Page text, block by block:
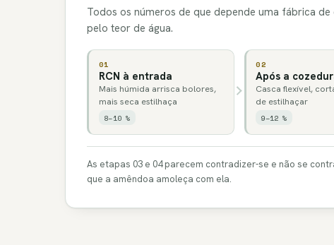
Todos os números de que depende uma fábrica
pelo teor de água.
01
RCN à entrada
Mais húmida arrisca bolores,
mais seca estilhaça
8–10 %
02
Após a
Casca flexível,
de estilhaçar
9–12 %
As etapas 03 e 04 parecem contradizer-se e não se
que a amêndoa amoleça com ela.